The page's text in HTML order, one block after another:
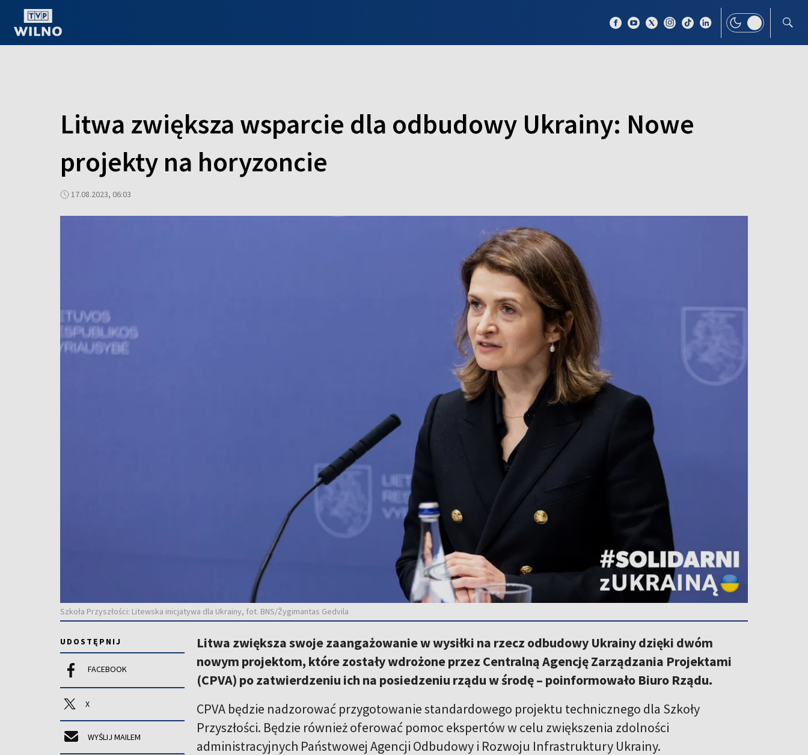
Litwa zwiększa wsparcie dla odbudowy Ukrainy: Nowe
projekty na horyzoncie
17.08.2023, 06:03
Szkoła Przyszłości: Litewska inicjatywa dla Ukrainy, fot. BNS/Žygimantas Gedvila
UDOSTĘPNIJ
FACEBOOK
X
WYŚLIJ MAILEM
Litwa zwiększa swoje zaangażowanie w wysiłki na rzecz odbudowy Ukrainy dzięki dwóm
nowym projektom, które zostały wdrożone przez Centralną Agencję Zarządzania Projektami
(CPVA) po zatwierdzeniu ich na posiedzeniu rządu w środę – poinformowało Biuro Rządu.
CPVA będzie nadzorować przygotowanie standardowego projektu technicznego dla Szkoły
Przyszłości. Będzie również oferować pomoc ekspertów w celu zwiększenia zdolności
administracyjnych Państwowej Agencji Odbudowy i Rozwoju Infrastruktury Ukrainy.